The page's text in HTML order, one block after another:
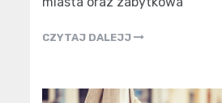
CZYTAJ DALEJJ